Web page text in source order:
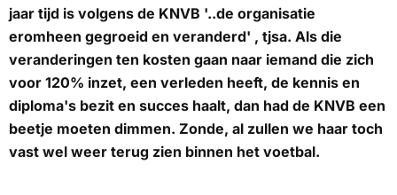
jaar tijd is volgens de KNVB '..de organisatie
eromheen gegroeid en veranderd' , tjsa. Als die
veranderingen ten kosten gaan naar iemand die zich
voor 120% inzet, een verleden heeft, de kennis en
diploma's bezit en succes haalt, dan had de KNVB een
beetje moeten dimmen. Zonde, al zullen we haar toch
vast wel weer terug zien binnen het voetbal.